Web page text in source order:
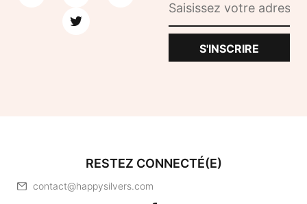
S'INSCRIRE
RESTEZ CONNECTÉ(E)
contact@happysilvers.com